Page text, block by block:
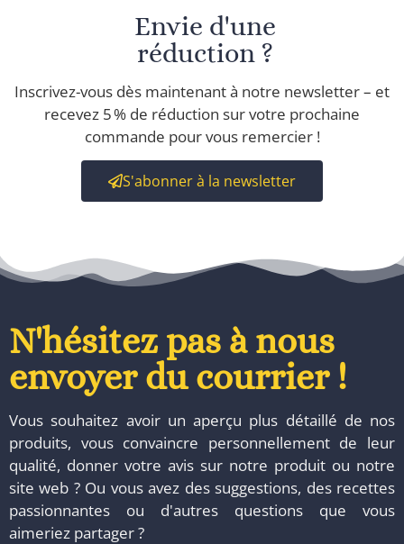
Envie d'une
réduction ?
Inscrivez-vous dès maintenant à notre newsletter – et
recevez 5 % de réduction sur votre prochaine
commande pour vous remercier !
S'abonner à la newsletter
N'hésitez pas à nous
envoyer du courrier !
Vous souhaitez avoir un aperçu plus détaillé de nos
produits, vous convaincre personnellement de leur
qualité, donner votre avis sur notre produit ou notre
site web ? Ou vous avez des suggestions, des recettes
passionnantes ou d'autres questions que vous
aimeriez partager ?